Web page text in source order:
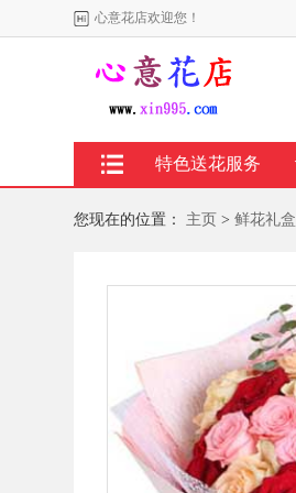
心意花店欢迎您！
特色送花服务
您现在的位置： 主页 > 鲜花礼盒